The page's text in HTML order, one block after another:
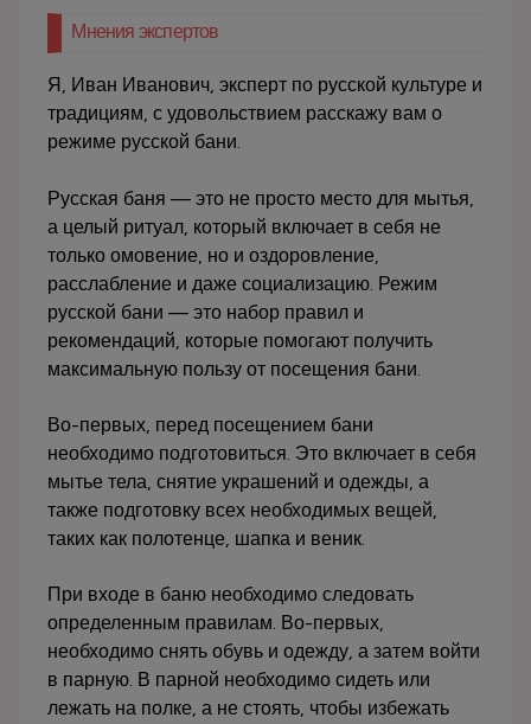
Мнения экспертов
Я, Иван Иванович, эксперт по русской культуре и
традициям, с удовольствием расскажу вам о
режиме русской бани.
Русская баня — это не просто место для мытья,
а целый ритуал, который включает в себя не
только омовение, но и оздоровление,
расслабление и даже социализацию. Режим
русской бани — это набор правил и
рекомендаций, которые помогают получить
максимальную пользу от посещения бани.
Во-первых, перед посещением бани
необходимо подготовиться. Это включает в себя
мытье тела, снятие украшений и одежды, а
также подготовку всех необходимых вещей,
таких как полотенце, шапка и веник.
При входе в баню необходимо следовать
определенным правилам. Во-первых,
необходимо снять обувь и одежду, а затем войти
в парную. В парной необходимо сидеть или
лежать на полке, а не стоять, чтобы избежать